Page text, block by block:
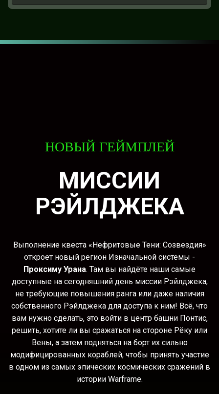
НОВЫЙ ГЕЙМПЛЕЙ
МИССИИ
РЭЙЛДЖЕКА
Выполнение квеста «Нефритовые Тени: Созвездия»
откроет новый регион Изначальной системы -
Проксиму Урана. Там вы найдёте наши самые
доступные на сегодняшний день миссии Рэйлджека,
не требующие повышения ранга или даже наличия
собственного Рэйлджека для доступа к ним! Всё, что
вам нужно сделать, это войти в центр башни Понтис,
решить, хотите ли вы сражаться на стороне Рёку или
Вены, а затем подняться на борт их сильно
модифицированных кораблей, чтобы принять участие
в одном из самых эпических космических сражений в
истории Warframe.